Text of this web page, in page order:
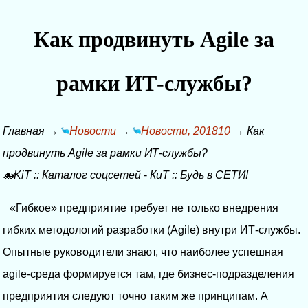
Как продвинуть Agile за
рамки ИТ-службы?
Главная → Новости → Новости, 201810 → Как
продвинуть Agile за рамки ИТ-службы?
🐋KiT:: Каталог соцсетей - КиТ:: Будь в СЕТИ!
«Гибкое» предприятие требует не только внедрения
гибких методологий разработки (Agile) внутри ИТ-службы.
Опытные руководители знают, что наиболее успешная
agile-среда формируется там, где бизнес-подразделения
предприятия следуют точно таким же принципам. А